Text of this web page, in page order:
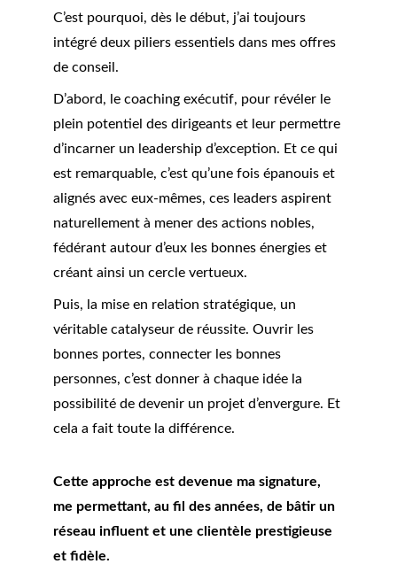
C’est pourquoi, dès le début, j’ai toujours
intégré deux piliers essentiels dans mes offres
de conseil.
D’abord, le coaching exécutif, pour révéler le
plein potentiel des dirigeants et leur permettre
d’incarner un leadership d’exception. Et ce qui
est remarquable, c’est qu’une fois épanouis et
alignés avec eux-mêmes, ces leaders aspirent
naturellement à mener des actions nobles,
fédérant autour d’eux les bonnes énergies et
créant ainsi un cercle vertueux.
Puis, la mise en relation stratégique, un
véritable catalyseur de réussite. Ouvrir les
bonnes portes, connecter les bonnes
personnes, c’est donner à chaque idée la
possibilité de devenir un projet d’envergure. Et
cela a fait toute la différence.
Cette approche est devenue ma signature,
me permettant, au fil des années, de bâtir un
réseau influent et une clientèle prestigieuse
et fidèle.